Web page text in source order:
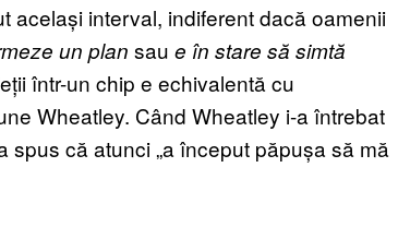
același interval, indiferent dacă oamenii
un plan sau e în stare să simtă
într-un chip e echivalentă cu
Wheatley. Când Wheatley i-a întrebat
spus că atunci „a început păpușa să mă